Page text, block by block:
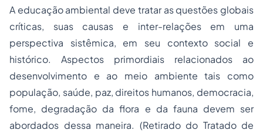
A educação ambiental deve tratar as questões globais
críticas, suas causas e inter-relações em uma
perspectiva sistêmica, em seu contexto social e
histórico. Aspectos primordiais relacionados ao
desenvolvimento e ao meio ambiente tais como
população, saúde, paz, direitos humanos, democracia,
fome, degradação da flora e da fauna devem ser
abordados dessa maneira. (Retirado do Tratado de